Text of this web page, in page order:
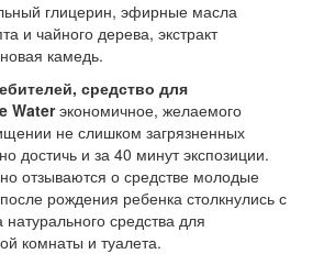
глицерин, эфирные масла
и чайного дерева, экстракт
камедь.
средство для
Waterэкономичное, желаемого
не слишком загрязненных
достичь и за 40 минут экспозиции.
отзываются о средстве молодые
рождения ребенка столкнулись с
средства для
комнаты и туалета.